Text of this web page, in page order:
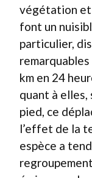
végétation et
font un
particulier,
remarquables
km en 24
quant à elles,
pied, ce
l’effet de la
espèce a